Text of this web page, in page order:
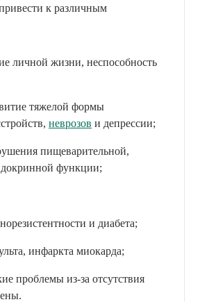
к различным
личной жизни, неспособность
тяжелой формы
неврозов и депрессии;
пищеварительной,
функции;
и диабета;
инфаркта миокарда;
проблемы из-за отсутствия